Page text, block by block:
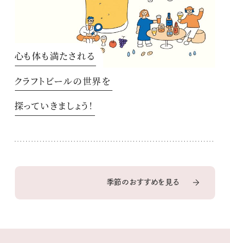
心も体も満たされる
クラフトビールの世界を
探っていきましょう！
季節のおすすめを見る